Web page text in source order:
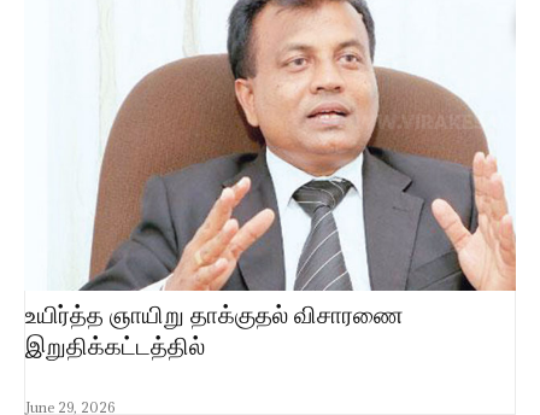
உயிர்த்த ஞாயிறு தாக்குதல் விசாரணை
இறுதிக்கட்டத்தில்
June 29, 2026